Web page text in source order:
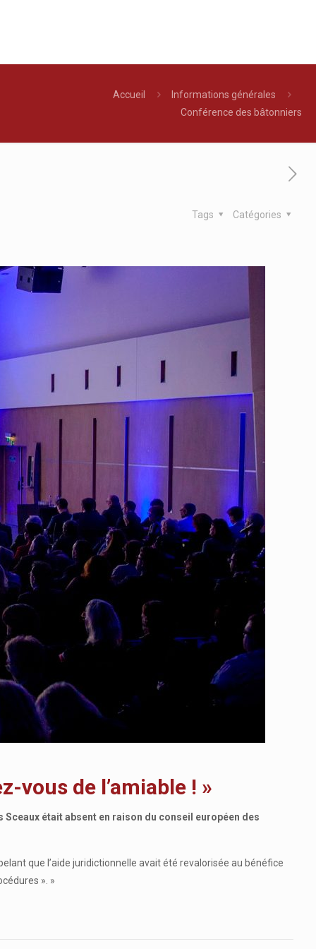
Accueil
Informations générales
Conférence des bâtonniers
Catégories
Tags
vous de l’amiable ! »
était absent en raison du conseil européen des
que l’aide juridictionnelle avait été revalorisée au bénéfice
». »